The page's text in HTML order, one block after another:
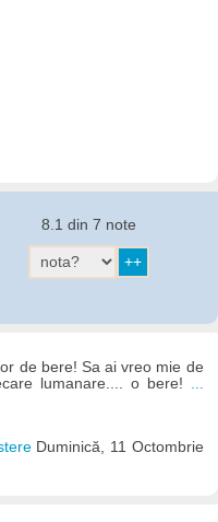
8.1 din 7 note
de bere! Sa ai vreo mie de
lumanare.... o bere! ...
Duminică, 11 Octombrie